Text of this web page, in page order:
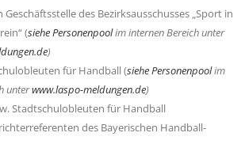
Geschäftsstelle des Bezirksausschusses „Sport in
(siehe Personenpoolim internen Bereich unter
)
für Handball (siehe Personenpoolim
unterwww.laspo-meldungen.de)
Stadtschulobleuten für Handball
des Bayerischen Handball-